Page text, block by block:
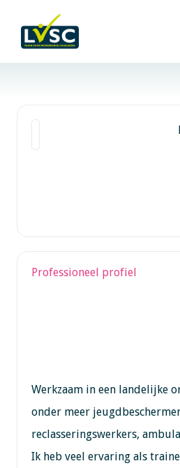
Professioneel profiel
Werkzaam in een landelijke
onder meer
reclasseringswerkers,
Ik heb veel ervaring als